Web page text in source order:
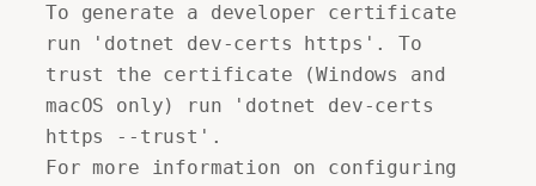
To generate a developer certificate
run 'dotnet dev-certs https'. To
trust the certificate (Windows and
macOS only) run 'dotnet dev-certs
https --trust'.
For more information on configuring